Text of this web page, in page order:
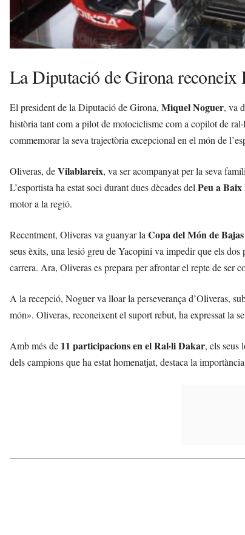
La Diputació de Girona reconeix
El president de la Diputació de Girona, Miquel Noguer, va
història tant com a pilot de motociclisme com a copilot de
commemorar la seva trajectòria excepcional en el món de
Oliveras, deVilablareix, va ser acompanyat per la seva
L’esportista ha estat soci durant dues dècades del Peu a
motor a la regió.
Recentment, Oliveras va guanyar la Copa del Món de Bajas
seus èxits, una lesió greu de Yacopini va impedir que els
carrera. Ara, Oliveras es prepara per afrontar el repte de ser
A la recepció, Noguer va lloar la perseverança d’Oliveras,
món». Oliveras, reconeixent el suport rebut, ha expressat la
Amb més de 11 participacions en el Ral·li Dakar, els seus
dels campions que ha estat homenatjat, destaca la